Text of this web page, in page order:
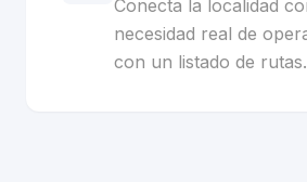
Conecta la localidad
necesidad real de
con un listado de rutas.